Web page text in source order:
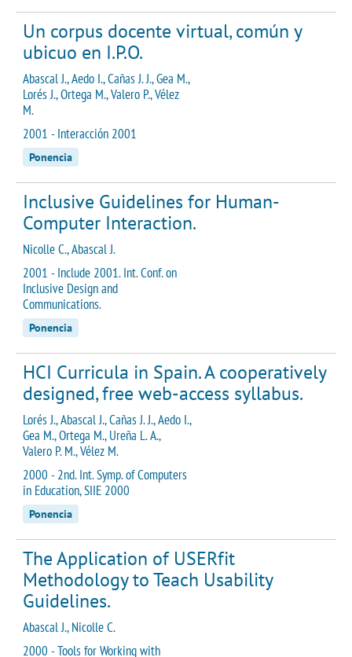
Un corpus docente virtual, común y
ubicuo en I.P.O.
Abascal J., Aedo I., Cañas J. J., Gea M.,
Lorés J., Ortega M., Valero P., Vélez
M.
2001 - Interacción 2001
Ponencia
Inclusive Guidelines for Human-
Computer Interaction.
Nicolle C., Abascal J.
2001 - Include 2001. Int. Conf. on
Inclusive Design and
Communications.
Ponencia
HCI Curricula in Spain. A cooperatively
designed, free web-access syllabus.
Lorés J., Abascal J., Cañas J. J., Aedo I.,
Gea M., Ortega M., Ureña L. A.,
Valero P. M., Vélez M.
2000 - 2nd. Int. Symp. of Computers
in Education, SIIE 2000
Ponencia
The Application of USERfit
Methodology to Teach Usability
Guidelines.
Abascal J., Nicolle C.
2000 - Tools for Working with